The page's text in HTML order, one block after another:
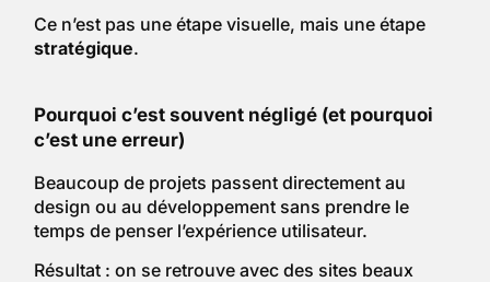
Ce n’est pas une étape visuelle, mais une étape
stratégique.
Pourquoi c’est souvent négligé (et pourquoi
c’est une erreur)
Beaucoup de projets passent directement au
design ou au développement sans prendre le
temps de penser l’expérience utilisateur.
Résultat : on se retrouve avec des sites beaux